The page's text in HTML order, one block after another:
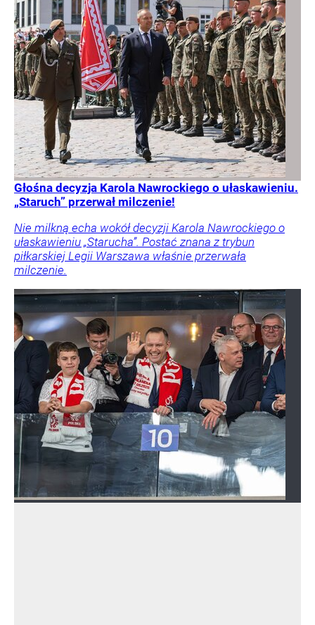
Głośna decyzja Karola Nawrockiego o ułaskawieniu.
„Staruch” przerwał milczenie!
Nie milkną echa wokół decyzji Karola Nawrockiego o
ułaskawieniu „Starucha”. Postać znana z trybun
piłkarskiej Legii Warszawa właśnie przerwała
milczenie.